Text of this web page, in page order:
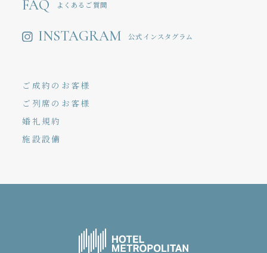
FAQ よくあるご質問
INSTAGRAM 公式インスタグラム
ご成約のお客様
ご列席のお客様
婚礼規約
施設設備